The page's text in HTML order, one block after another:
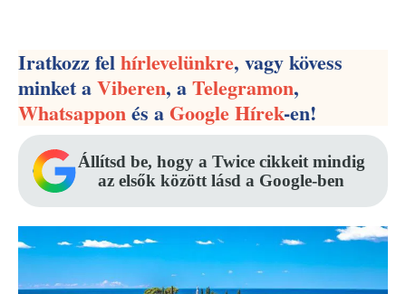
Iratkozz felhírlevelünkre, vagy kövess
minket aViberen, aTelegramon,
Whatsapponés aGoogle Hírek-en!
Állítsd be, hogy a Twice cikkeit mindig
az elsők között lásd a Google-ben